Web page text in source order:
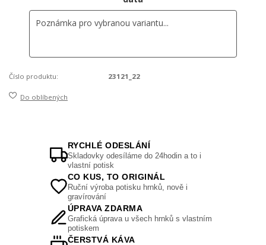
Číslo produktu: 23121_22
Do oblíbených
RYCHLÉ ODESLÁNÍ
Skladovky odesíláme do 24hodin a to i
vlastní potisk
CO KUS, TO ORIGINÁL
Ruční výroba potisku hrnků, nově i
gravírování
ÚPRAVA ZDARMA
Grafická úprava u všech hrnků s vlastním
potiskem
ČERSTVÁ KÁVA